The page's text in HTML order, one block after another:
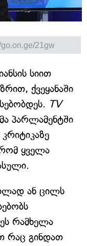
სიით
ქვეყანაში
TV
პარლამენტში
ყველა
ან ცილს
რამხელა
რაც გინდათ